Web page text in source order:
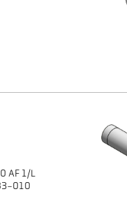
AF 1/L
010